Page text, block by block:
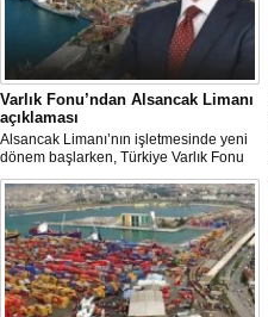
Varlık Fonu’ndan Alsancak Limanı
açıklaması
Alsancak Limanı’nın işletmesinde yeni
dönem başlarken, Türkiye Varlık Fonu
Yatırımlardan Sorumlu Genel Müdür
Yardımcısı Aziz Murat Uluğ, limanda
satış ya da imtiyaz devri yapılmadığını
belirterek, “Yük limanı operasyonlarını
yerli ve milli Alport’a teslim ettik”
açıklamasında bulundu.